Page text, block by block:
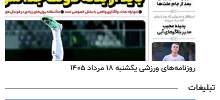
روزنامه‌های ورزشی یکشنبه ۱۸ مرداد ۱۴۰۵
تبلیغات